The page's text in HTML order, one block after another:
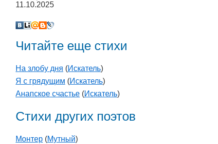
11.10.2025
Читайте еще стихи
На злобу дня (Искатель)
Я с грядущим (Искатель)
Анапское счастье (Искатель)
Стихи других поэтов
Монтер (Мутный)